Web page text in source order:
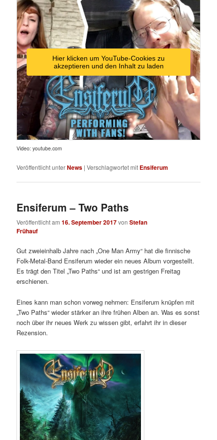
Hier klicken um YouTube-Cookies zu
akzeptieren und den Inhalt zu laden
Video: youtube.com
Veröffentlicht unterNews |Verschlagwortet mit Ensiferum
Ensiferum – Two Paths
Veröffentlicht am16. September 2017vonStefan
Frühauf
Gut zweieinhalb Jahre nach „One Man Army“ hat die finnische
Folk-Metal-Band Ensiferum wieder ein neues Album vorgestellt.
Es trägt den Titel „Two Paths“ und ist am gestrigen Freitag
erschienen.
Eines kann man schon vorweg nehmen: Ensiferum knüpfen mit
„Two Paths“ wieder stärker an ihre frühen Alben an. Was es sonst
noch über ihr neues Werk zu wissen gibt, erfahrt ihr in dieser
Rezension.